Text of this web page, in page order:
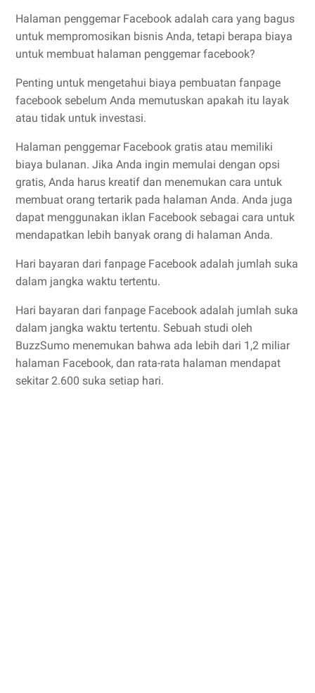
Halaman penggemar Facebook adalah cara yang bagus
untuk mempromosikan bisnis Anda, tetapi berapa biaya
untuk membuat halaman penggemar facebook?
Penting untuk mengetahui biaya pembuatan fanpage
facebook sebelum Anda memutuskan apakah itu layak
atau tidak untuk investasi.
Halaman penggemar Facebook gratis atau memiliki
biaya bulanan. Jika Anda ingin memulai dengan opsi
gratis, Anda harus kreatif dan menemukan cara untuk
membuat orang tertarik pada halaman Anda. Anda juga
dapat menggunakan iklan Facebook sebagai cara untuk
mendapatkan lebih banyak orang di halaman Anda.
Hari bayaran dari fanpage Facebook adalah jumlah suka
dalam jangka waktu tertentu.
Hari bayaran dari fanpage Facebook adalah jumlah suka
dalam jangka waktu tertentu. Sebuah studi oleh
BuzzSumo menemukan bahwa ada lebih dari 1,2 miliar
halaman Facebook, dan rata-rata halaman mendapat
sekitar 2.600 suka setiap hari.